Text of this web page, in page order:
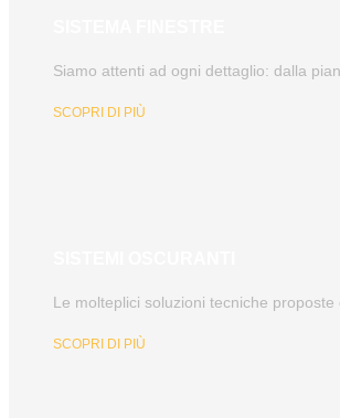
Siamo attenti ad ogni dettaglio: dalla
SCOPRI DI PIÙ
Le molteplici soluzioni tecniche
SCOPRI DI PIÙ